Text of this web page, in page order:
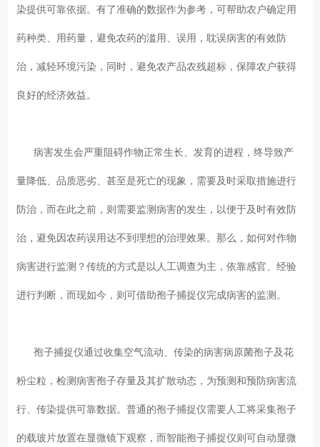
染提供可靠依据。有了准确的数据作为参考，可帮助农户确定用
药种类、用药量，避免农药的滥用、误用，耽误病害的有效防
治，减轻环境污染，同时，避免农产品农残超标，保障农户获得
良好的经济效益。
病害发生会严重阻碍作物正常生长、发育的进程，终导致产
量降低、品质恶劣、甚至是死亡的现象，需要及时采取措施进行
防治，而在此之前，则需要监测病害的发生，以便于及时有效防
治，避免因农药误用达不到理想的治理效果。那么，如何对作物
病害进行监测？传统的方式是以人工调查为主，依靠感官、经验
进行判断，而现如今，则可借助孢子捕捉仪完成病害的监测。
孢子捕捉仪通过收集空气流动、传染的病害病原菌孢子及花
粉尘粒，检测病害孢子存量及其扩散动态，为预测和预防病害流
行、传染提供可靠数据。普通的孢子捕捉仪需要人工将采集孢子
的载玻片放置在显微镜下观察，而智能孢子捕捉仪则可自动显微